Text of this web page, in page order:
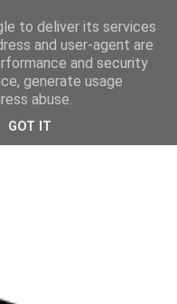
to deliver its services
and user-agent are
and security
generate usage
abuse.
GOT IT